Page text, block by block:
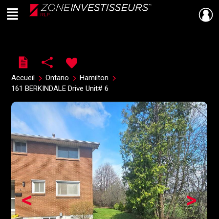
Live
En Direct
Menu
Accueil Ontario
Hamilton
161 BERKINDALE Drive Unit# 6
>
<